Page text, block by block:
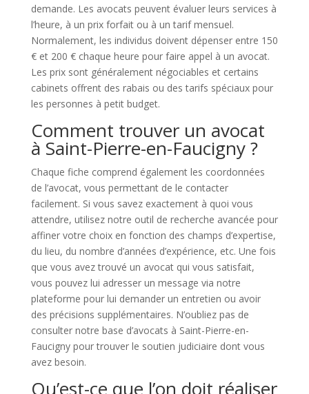
demande. Les avocats peuvent évaluer leurs services à
l’heure, à un prix forfait ou à un tarif mensuel.
Normalement, les individus doivent dépenser entre 150
€ et 200 € chaque heure pour faire appel à un avocat.
Les prix sont généralement négociables et certains
cabinets offrent des rabais ou des tarifs spéciaux pour
les personnes à petit budget.
Comment trouver un avocat
à Saint-Pierre-en-Faucigny ?
Chaque fiche comprend également les coordonnées
de l’avocat, vous permettant de le contacter
facilement. Si vous savez exactement à quoi vous
attendre, utilisez notre outil de recherche avancée pour
affiner votre choix en fonction des champs d’expertise,
du lieu, du nombre d’années d’expérience, etc. Une fois
que vous avez trouvé un avocat qui vous satisfait,
vous pouvez lui adresser un message via notre
plateforme pour lui demander un entretien ou avoir
des précisions supplémentaires. N’oubliez pas de
consulter notre base d’avocats à Saint-Pierre-en-
Faucigny pour trouver le soutien judiciaire dont vous
avez besoin.
Qu’est-ce que l’on doit réaliser